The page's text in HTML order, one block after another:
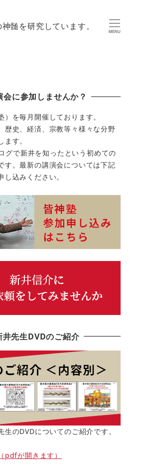
髄を研究しています。
MENU
会に参加しませんか？
）を毎月開催しております。
歴史、経済、宗教等々様々な分野
す。
グで新井を知ったという初めての
す。最新の講演会については下記
し込みください。
井先生DVDのご紹介
生のDVDについてのご紹介です。
pdfが開きます）